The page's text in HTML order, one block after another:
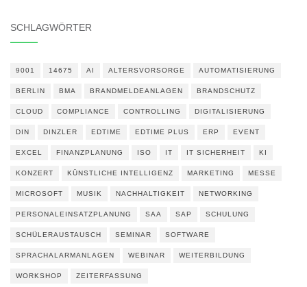
SCHLAGWÖRTER
9001 14675 AI ALTERSVORSORGE AUTOMATISIERUNG
BERLIN BMA BRANDMELDEANLAGEN BRANDSCHUTZ
CLOUD COMPLIANCE CONTROLLING DIGITALISIERUNG
DIN DINZLER EDTIME EDTIME PLUS ERP EVENT
EXCEL FINANZPLANUNG ISO IT IT SICHERHEIT KI
KONZERT KÜNSTLICHE INTELLIGENZ MARKETING MESSE
MICROSOFT MUSIK NACHHALTIGKEIT NETWORKING
PERSONALEINSATZPLANUNG SAA SAP SCHULUNG
SCHÜLERAUSTAUSCH SEMINAR SOFTWARE
SPRACHALARMANLAGEN WEBINAR WEITERBILDUNG
WORKSHOP ZEITERFASSUNG